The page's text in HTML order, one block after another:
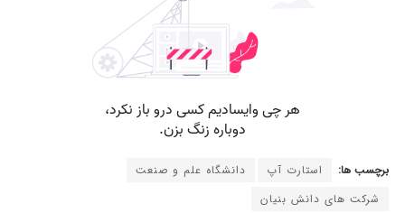
برچسب ها: استارت آپ
دانشگاه علم و صنعت
شرکت های دانش بنیان